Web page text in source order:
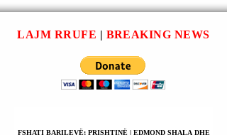
NDIHMË NGA
SHOQËRIA PËR
LOKALIZIMIN DHE
ARRESTIMIN E TIJ.
LAJM RRUFE | BREAKING NEWS
FSHATI BARILEVË; PRISHTINË | EDMOND SHALA DHE